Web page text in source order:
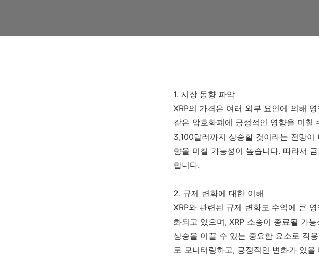
1. 시장 동향 파악
XRP의 가격은 여러 외부 요인에 의해
같은 암호화폐에 긍정적인 영향을 미칠
3,100달러까지 상승할 것이라는 전망
향을 미칠 가능성이 높습니다. 따라서
합니다.
2. 규제 변화에 대한 이해
XRP와 관련된 규제 변화도 수익에 큰
화되고 있으며, XRP 소송이 종료될 가
상승을 이끌 수 있는 중요한 요소로 작
로 모니터링하고, 긍정적인 변화가 있